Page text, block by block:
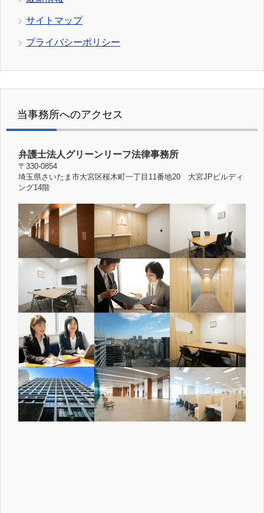
サイトマップ
プライバシーポリシー
当事務所へのアクセス
弁護士法人グリーンリーフ法律事務所
〒330-0854
埼玉県さいたま市大宮区桜木町一丁目11番地20 大宮JPビルディ
ング14階